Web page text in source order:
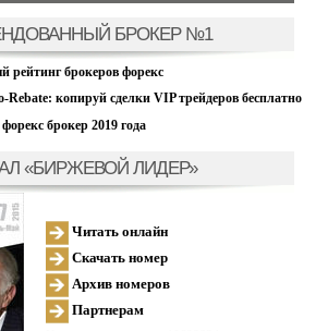
БРОКЕР №1
рейтинг брокеров форекс
Rebate: копируй сделки VIP трейдеров бесплатно
брокер 2019 года
«БИРЖЕВОЙ ЛИДЕР»
Читать онлайн
Скачать номер
Архив номеров
Партнерам